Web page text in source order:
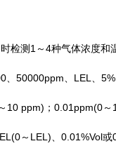
测1～4种气体浓度和
50000ppm、LEL、5%
ppm)；0.01ppm(0～
～LEL)、0.01%Vol或